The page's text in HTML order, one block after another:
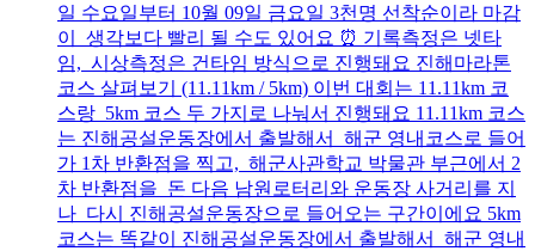
일 수요일부터 10월 09일 금요일 3천명 선착순이라 마감
이 생각보다 빨리 될 수도 있어요 ⏰ 기록측정은 넷타
임, 시상측정은 건타임 방식으로 진행돼요 진해마라톤
코스 살펴보기 (11.11km / 5km) 이번 대회는 11.11km 코
스랑 5km 코스 두 가지로 나눠서 진행돼요 11.11km 코스
는 진해공설운동장에서 출발해서 해군 영내코스로 들어
가 1차 반환점을 찍고, 해군사관학교 박물관 부근에서 2
차 반환점을 돈 다음 남원로터리와 운동장 사거리를 지
나 다시 진해공설운동장으로 들어오는 구간이에요 5km
코스는 똑같이 진해공설운동장에서 출발해서 해군 영내